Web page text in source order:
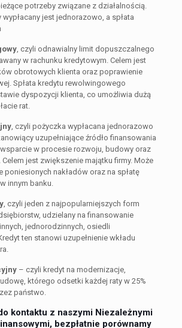
potrzeby związane z działalnością.
jest jednorazowo, a spłata
, czyli odnawialny limit dopuszczalnego
w rachunku kredytowym. Celem jest
obrotowych klienta oraz poprawienie
Spłata kredytu rewolwingowego
dyspozycji klienta, co umożliwia dużą
rat.
, czyli pożyczka wypłacana jednorazowo
uzupełniające źródło finansowania
w procesie rozwoju, budowy oraz
jest zwiększenie majątku firmy. Może
poniesionych nakładów oraz na spłatę
innym banku.
, czyli jeden z najpopularniejszych form
udzielany na finansowanie
jednorodzinnych, osiedli
ten stanowi uzupełnienie wkładu
– czyli kredyt na modernizacje,
którego odsetki każdej raty w 25%
państwo.
kontaktu z naszymi Niezależnymi
bezpłatnie porównamy